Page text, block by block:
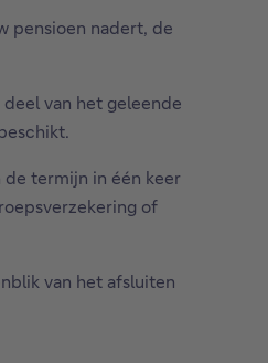
pensioen nadert, de
van het geleende
termijn in één keer
of
van het afsluiten